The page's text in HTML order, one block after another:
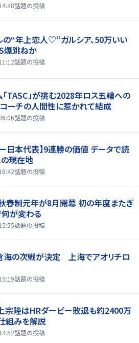
話題の投稿
の“年上恋人♡”ガルシア、50万いい
爆跳ねか
話題の投稿
TASC」が挑む2028年ロス五輪への
ーチの人間性に惹かれて結成
話題の投稿
日本代表】9連勝の価値 データで読
現在地
話題の投稿
秋春制元年が8月開幕 初の年度またぎ
が変わる
話題の投稿
倉海の次戦が決定 上海でアオリチロ
話題の投稿
上宗隆はHRダービー敗退も約2400万
組みを解説
話題の投稿